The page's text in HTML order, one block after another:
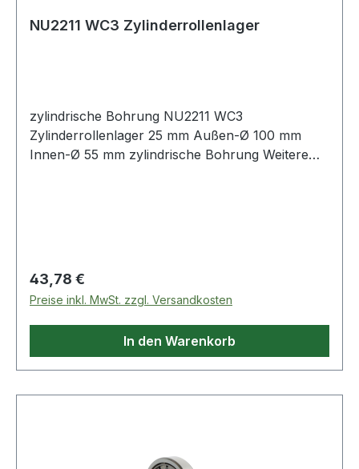
NU2211 WC3 Zylinderrollenlager
zylindrische Bohrung NU2211 WC3
Zylinderrollenlager 25 mm Außen-Ø 100 mm
Innen-Ø 55 mm zylindrische Bohrung Weitere
Regulärer Preis:
43,78 €
Preise inkl. MwSt. zzgl. Versandkosten
In den Warenkorb